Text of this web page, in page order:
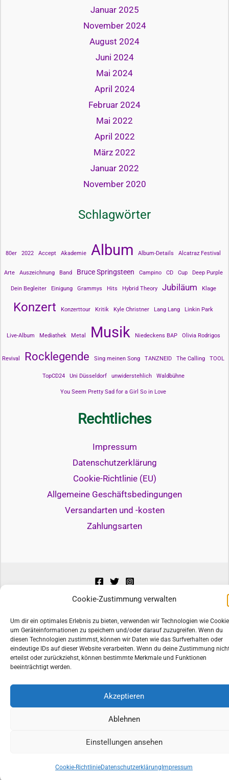
Cookie-Zustimmung verwalten
Um dir ein optimales Erlebnis zu bieten, verwenden wir Technologien wie
um Geräteinformationen zu speichern und/oder darauf zuzugreifen. Wenn du
diesen Technologien zustimmst, können wir Daten wie das Surfverhalten oder
eindeutige IDs auf dieser Website verarbeiten. Wenn du deine Zustimmung
erteilst oder zurückziehst, können bestimmte Merkmale und Funktionen
beeinträchtigt werden.
Akzeptieren
Ablehnen
Einstellungen ansehen
Cookie-RichtlinieDatenschutzerklärung Impressum
Januar 2025
November 2024
August 2024
Juni 2024
Mai 2024
April 2024
Februar 2024
Mai 2022
April 2022
März 2022
Januar 2022
November 2020
Schlagwörter
80er 2022 Accept Akademie Album Album-Details Alcatraz Festival
Arte Auszeichnung Band Bruce Springsteen Campino CD Cup Deep Purple
Dein Begleiter Einigung Grammys Hits Hybrid Theory Jubiläum Klage
Konzert Konzerttour Kritik Kyle Christner Lang Lang Linkin Park
Live-Album Mediathek Metal Musik Niedeckens BAP Olivia Rodrigos
Revival Rocklegende Sing meinen Song TANZNEID The Calling TOOL
TopCD24 Uni Düsseldorf unwiderstehlich Waldbühne
You Seem Pretty Sad for a Girl So in Love
Rechtliches
Impressum
Datenschutzerklärung
Cookie-Richtlinie (EU)
Allgemeine Geschäftsbedingungen
Versandarten und -kosten
Zahlungsarten
Copyright © 2026 by TopCD24 |
*) als Affiliate-Link gekennzeichnet
Alle Preise inkl. der gesetzlichen MwSt.
Die durchgestrichenen Preise entsprechen dem bisherigen Preis in
diesem Online-Shop.